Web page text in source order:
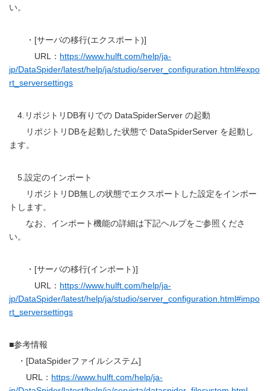
い。
・[サーバの移行(エクスポート)]
URL： https://www.hulft.com/help/ja-
jp/DataSpider/latest/help/ja/studio/server_configuration.html#expo
rt_serversettings
4.リポジトリDB有りでの DataSpiderServer の起動
リポジトリDBを起動した状態で DataSpiderServer を起動し
ます。
5.設定のインポート
リポジトリDB無しの状態でエクスポートした設定をインポー
トします。
なお、インポート機能の詳細は下記ヘルプをご参照くださ
い。
・[サーバの移行(インポート)]
URL： https://www.hulft.com/help/ja-
jp/DataSpider/latest/help/ja/studio/server_configuration.html#impo
rt_serversettings
■参考情報
・[DataSpiderファイルシステム]
URL： https://www.hulft.com/help/ja-